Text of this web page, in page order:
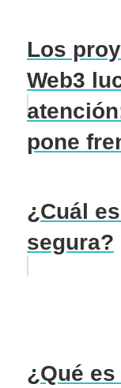
Los
Web3
pone
¿Cuál
segura?
¿Qué